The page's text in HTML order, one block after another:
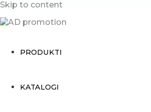
Skip to content
PRODUKTI
KATALOGI